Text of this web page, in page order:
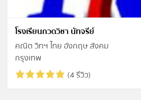
โรงเรียนกวดวิชา นัทจรีย์
คณิต วิทฯ ไทย อังกฤษ สังคม
กรุงเทพ
(4 รีวิว)